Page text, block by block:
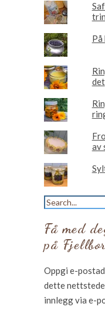
det
av
Få med
på
Oppgi e-
dette
innlegg via e-